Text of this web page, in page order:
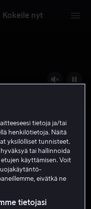
Kokeile nyt
sotilas
tietoja ja/tai
henkilötietoja. Näitä
yksilölliset tunnisteet.
tai hallinnoida
käyttämisen. Voit
eivätkä ne
tietojasi